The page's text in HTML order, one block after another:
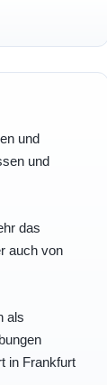
und
und
das
auch von
als
in Frankfurt